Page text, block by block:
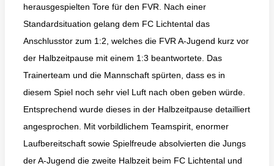
herausgespielten Tore für den FVR. Nach einer
Standardsituation gelang dem FC Lichtental das
Anschlusstor zum 1:2, welches die FVR A-Jugend kurz vor
der Halbzeitpause mit einem 1:3 beantwortete. Das
Trainerteam und die Mannschaft spürten, dass es in
diesem Spiel noch sehr viel Luft nach oben geben würde.
Entsprechend wurde dieses in der Halbzeitpause detailliert
angesprochen. Mit vorbildlichem Teamspirit, enormer
Laufbereitschaft sowie Spielfreude absolvierten die Jungs
der A-Jugend die zweite Halbzeit beim FC Lichtental und